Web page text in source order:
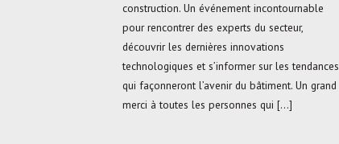
construction. Un événement incontournable
pour rencontrer des experts du secteur,
découvrir les dernières innovations
technologiques et s’informer sur les tendances
qui façonneront l’avenir du bâtiment. Un grand
merci à toutes les personnes qui […]